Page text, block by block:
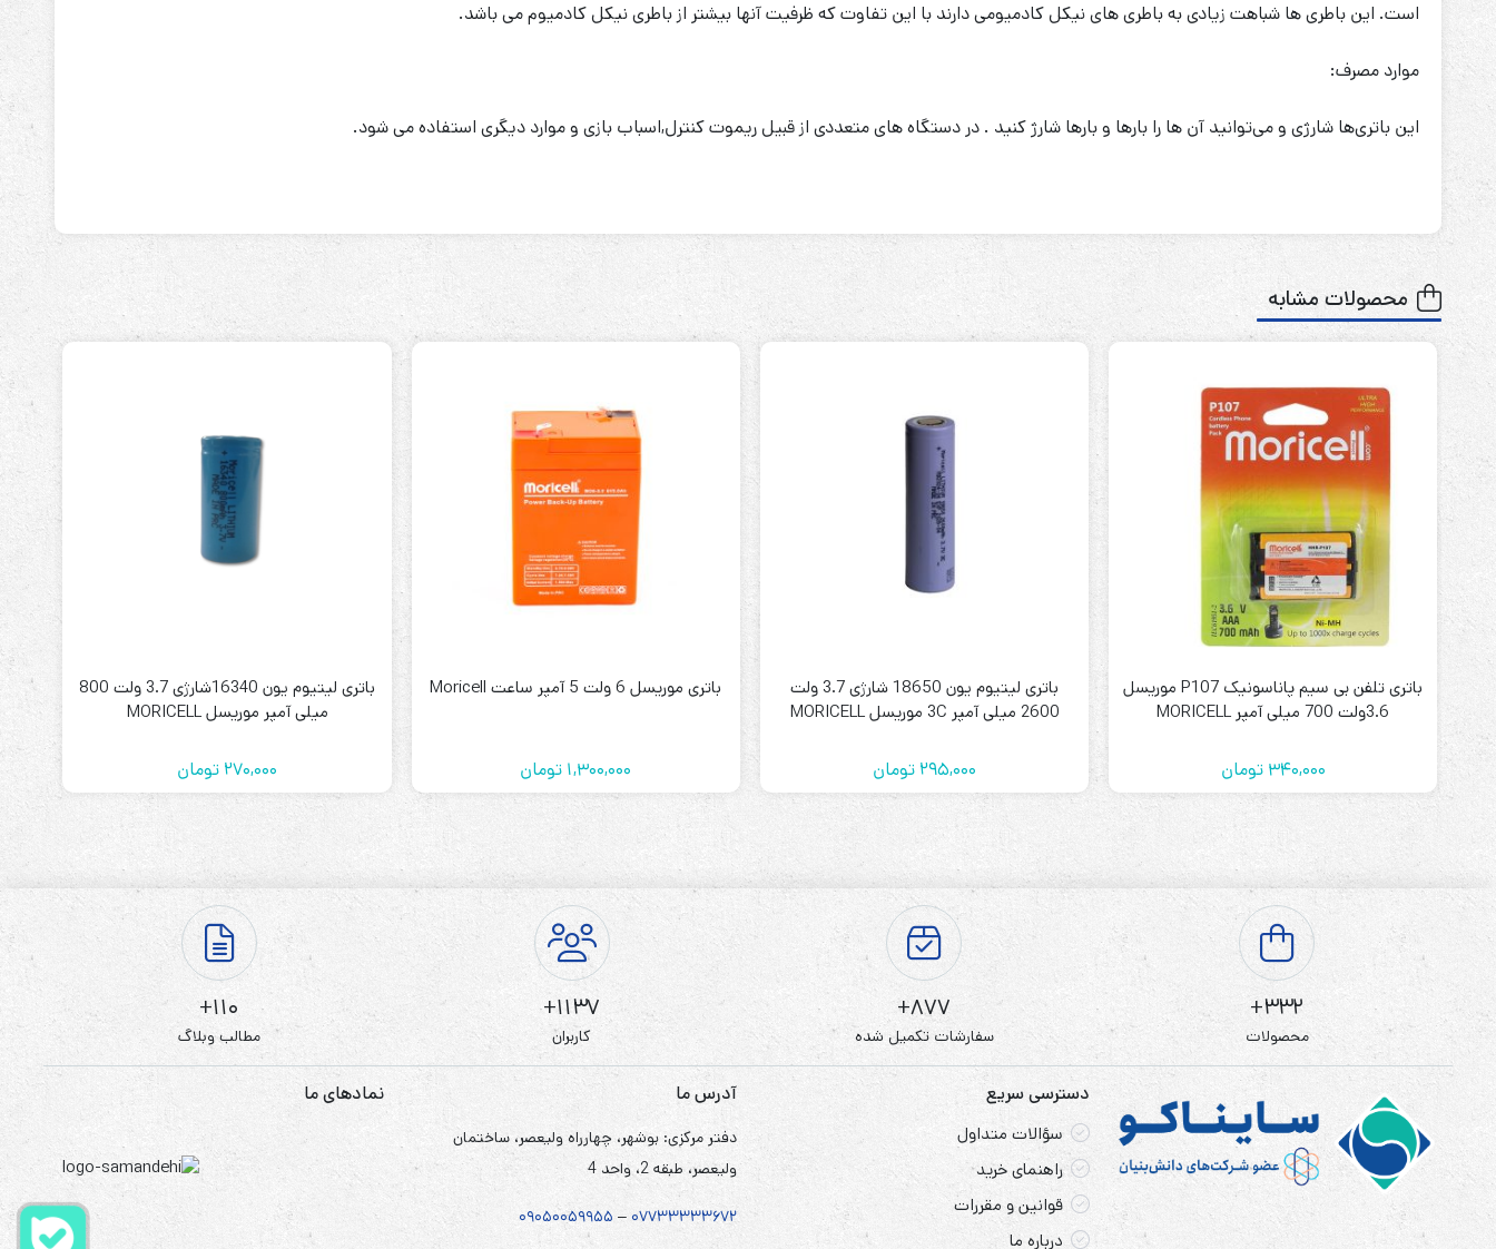
است. این باطری ها شباهت زیادی به باطری های نیکل کادمیومی دارند با این تفاوت که ظرفیت آنها بیشتر از باطری نیکل کادمیوم می باشد.
موارد مصرف:
این باتری‌ها شارژی و می‌توانید آن ها را بارها و بارها شارژ کنید . در دستگاه های متعددی از قبیل ریموت کنترل,اسباب بازی و موارد دیگری استفاده می شود.
محصولات مشابه
باتری تلفن بی سیم پاناسونیک P107 موریسل
3.6ولت 700 میلی آمپر MORICELL
340,000 تومان
باتری لیتیوم یون 18650 شارژی 3.7 ولت
2600 میلی آمپر 3C موریسل MORICELL
295,000 تومان
باتری موریسل 6 ولت 5 آمپر ساعت Moricell
1,300,000 تومان
باتری لیتیوم یون 16340شارژی 3.7 ولت 800
میلی آمپر موریسل MORICELL
270,000 تومان
332+
محصولات
877+
سفارشات تکمیل شده
1137+
کاربران
110+
مطالب وبلاگ
دسترسی سریع
سؤالات متداول
راهنمای خرید
قوانین و مقررات
درباره ما
آدرس ما
دفتر مرکزی: بوشهر، چهارراه ولیعصر، ساختمان
ولیعصر، طبقه 2، واحد 4
۰۷۷۳۳۳۳۳۶۷۲ – ۰۹۰۵۰۰۵۹۹۵۵
نمادهای ما